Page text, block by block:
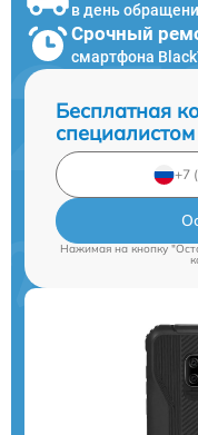
в день
Срочный
смартфона
Бесплатная
специалистом
Нажимая на кнопку